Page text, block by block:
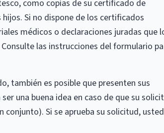
como copias de su certificado de
Si no dispone de los certificados
médicos o declaraciones juradas que
las instrucciones del formulario
también es posible que presenten sus
una buena idea en caso de que su
conjunto). Si se aprueba su solicitud,